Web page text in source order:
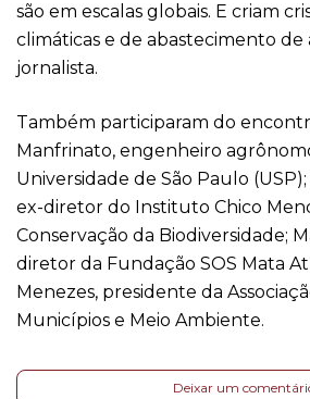
são em escalas globais. E criam
climáticas e de abastecimento de
jornalista.
Também participaram do
Manfrinato, engenheiro
Universidade de São Paulo
ex-diretor do Instituto Chico
Conservação da Biodiversidade;
diretor da Fundação SOS Mata
Menezes, presidente da
Municípios e Meio Ambiente.
Deixar um